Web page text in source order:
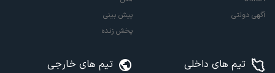
آگهی دولتی
پیش بینی
پخش زنده
تیم های داخلی تیم های خارجی